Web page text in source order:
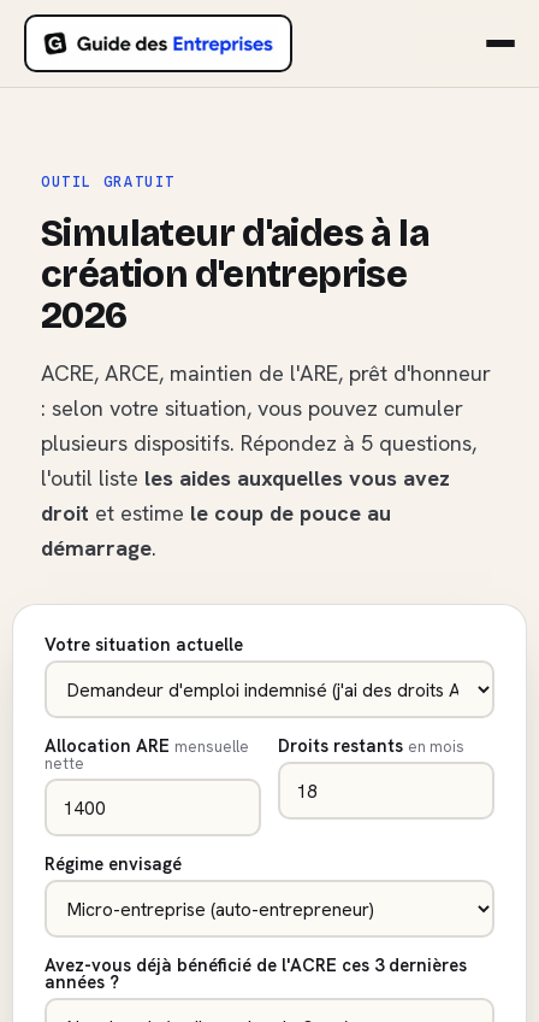
OUTIL GRATUIT
Simulateur d'aides à la
création d'entreprise
2026
ACRE, ARCE, maintien de l'ARE, prêt d'honneur
: selon votre situation, vous pouvez cumuler
plusieurs dispositifs. Répondez à 5 questions,
l'outil liste les aides auxquelles vous avez
droit et estime le coup de pouce au
démarrage.
Votre situation actuelle
Allocation ARE mensuelle
nette
Droits restants en mois
Régime envisagé
Avez-vous déjà bénéficié de l'ACRE ces 3 dernières
années ?